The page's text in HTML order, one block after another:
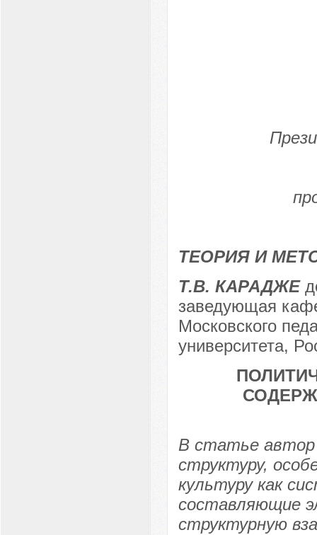
ТЕОРИЯ И
Т.В. КАРАДЖЕ
заведующая
Московского
университета,
В статье автор
структуру,
культуру как
составляющие
структурную